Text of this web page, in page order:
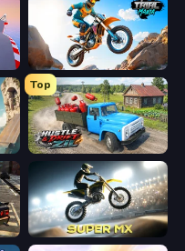
Trial Mania
Top
Hustle & Drift in ZIL
City Classic Car Driving: 131 Super MX - Last Season